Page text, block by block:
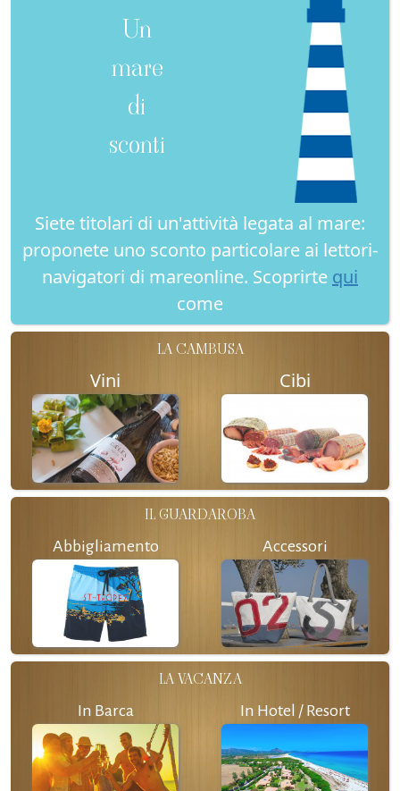
Un
mare
di
sconti
Siete titolari di un'attività legata al mare:
proponete uno sconto particolare ai lettori-
navigatori di mareonline. Scoprirte qui
come
LA CAMBUSA
Vini Cibi
IL GUARDAROBA
Abbigliamento Accessori
LA VACANZA
In Barca In Hotel / Resort